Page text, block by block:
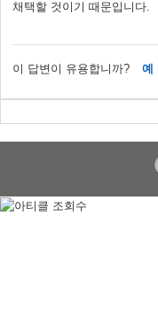
채택할 것이기 때문입니다.
이 답변이 유용합니까? 예